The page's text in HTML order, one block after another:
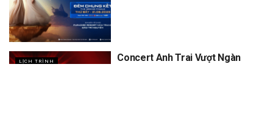
LỊCH TRÌNH
Concert Anh Trai Vượt Ngàn